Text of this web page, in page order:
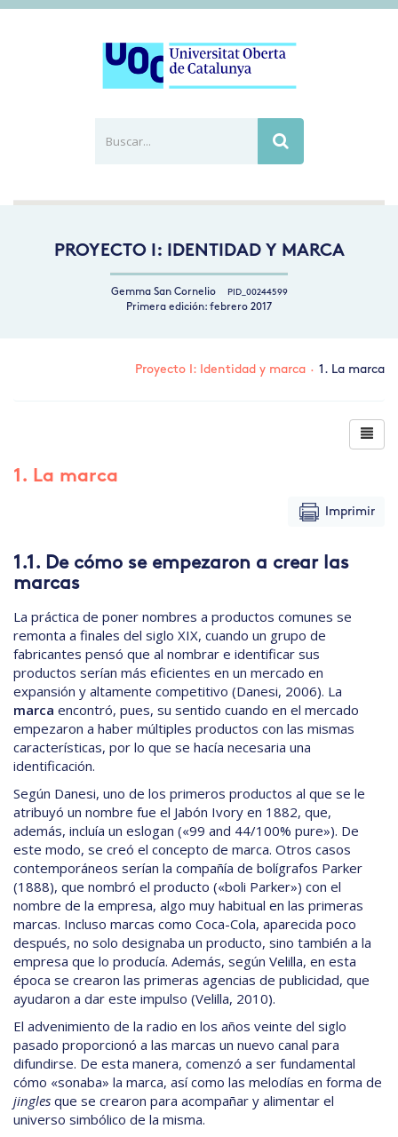
PROYECTO I: IDENTIDAD Y MARCA
Gemma San Cornelio PID_00244599
Primera edición: febrero 2017
Proyecto I: Identidad y marca · 1. La marca
1. La marca
Imprimir
1.1. De cómo se empezaron a crear las
marcas
La práctica de poner nombres a productos comunes se
remonta a finales del siglo XIX, cuando un grupo de
fabricantes pensó que al nombrar e identificar sus
productos serían más eficientes en un mercado en
expansión y altamente competitivo (Danesi, 2006). La
marca encontró, pues, su sentido cuando en el mercado
empezaron a haber múltiples productos con las mismas
características, por lo que se hacía necesaria una
identificación.
Según Danesi, uno de los primeros productos al que se le
atribuyó un nombre fue el Jabón Ivory en 1882, que,
además, incluía un eslogan («99 and 44/100% pure»). De
este modo, se creó el concepto de marca. Otros casos
contemporáneos serían la compañía de bolígrafos Parker
(1888), que nombró el producto («boli Parker») con el
nombre de la empresa, algo muy habitual en las primeras
marcas. Incluso marcas como Coca-Cola, aparecida poco
después, no solo designaba un producto, sino también a la
empresa que lo producía. Además, según Velilla, en esta
época se crearon las primeras agencias de publicidad, que
ayudaron a dar este impulso (Velilla, 2010).
El advenimiento de la radio en los años veinte del siglo
pasado proporcionó a las marcas un nuevo canal para
difundirse. De esta manera, comenzó a ser fundamental
cómo «sonaba» la marca, así como las melodías en forma de
jingles que se crearon para acompañar y alimentar el
universo simbólico de la misma.